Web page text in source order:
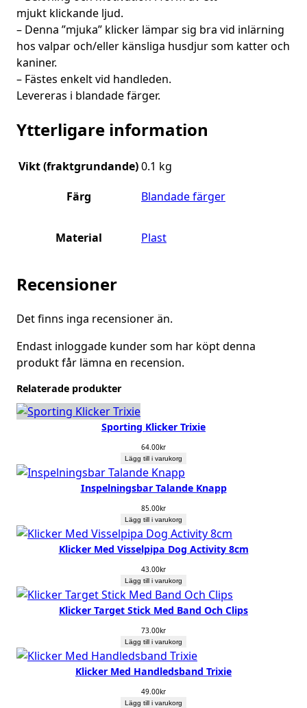
mjukt klickande ljud.
– Denna ”mjuka” klicker lämpar sig bra vid inlärning
hos valpar och/eller känsliga husdjur som katter och
kaniner.
– Fästes enkelt vid handleden.
Levereras i blandade färger.
Ytterligare information
Vikt (fraktgrundande)0.1 kg
Färg
Blandade färger
Material Plast
Recensioner
Det finns inga recensioner än.
Endast inloggade kunder som har köpt denna
produkt får lämna en recension.
Relaterade produkter
Sporting Klicker Trixie
64.00kr
Lägg till i varukorg
Inspelningsbar Talande Knapp
85.00kr
Lägg till i varukorg
Klicker Med Visselpipa Dog Activity 8cm
43.00kr
Lägg till i varukorg
Klicker Target Stick Med Band Och Clips
73.00kr
Lägg till i varukorg
Klicker Med Handledsband Trixie
49.00kr
Lägg till i varukorg